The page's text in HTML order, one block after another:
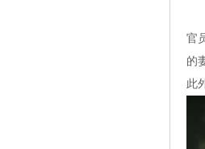
官
的
此